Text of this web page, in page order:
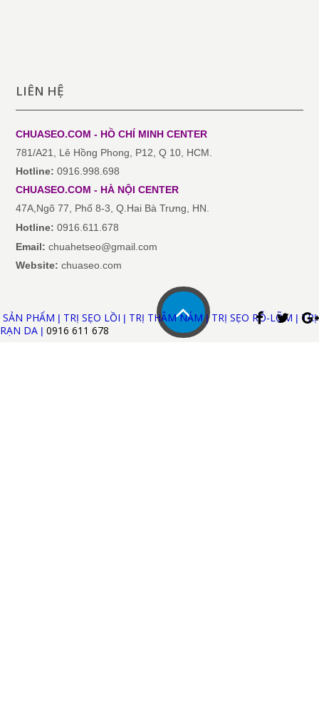
LIÊN HỆ
CHUASEO.COM - HỒ CHÍ MINHCENTER
781/A21, Lê Hồng Phong, P12, Q 10, HCM.
Hotline: 0916.998.698
CHUASEO.COM - HÀ NỘICENTER
47A,Ngõ 77, Phố 8-3, Q.Hai Bà Trưng, HN.
Hotline: 0916.611.678
Email:chuahetseo@gmail.com
Website: chuaseo.com
SẢN PHẨM | TRỊ SẸO LỒI | TRỊ THÂM NÁM|TRỊ SẸO RỖ-LÕM | TRỊ
RẠN DA | 0916 611 678